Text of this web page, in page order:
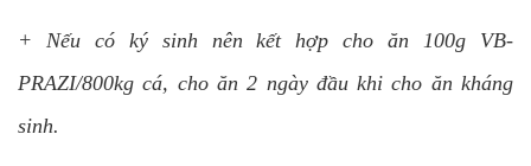
+ Nếu có ký sinh nên kết hợp cho ăn 100g VB-
PRAZI/800kg cá, cho ăn 2 ngày đầu khi cho ăn kháng
sinh.